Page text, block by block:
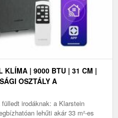
KLÍMA | 9000 BTU | 31 CM |
OSZTÁLY A
irodáknak: a Klarstein
lehűti akár 33 m²-es